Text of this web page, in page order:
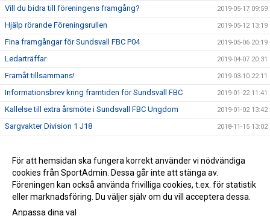
Vill du bidra till föreningens framgång? 2019-05-17 09:59
Hjälp rörande Föreningsrullen 2019-05-12 13:19
Fina framgångar för Sundsvall FBC P04 2019-05-06 20:19
Ledarträffar 2019-04-07 20:31
Framåt tillsammans! 2019-03-10 22:11
Informationsbrev kring framtiden för Sundsvall FBC 2019-01-22 11:41
Kallelse till extra årsmöte i Sundsvall FBC Ungdom 2019-01-02 13:42
Sargvakter Division 1 J18 2018-11-15 13:02
Sargvaktschema 2018/19 2018-09-21 14:24
Ett tryggt föreningsliv för alla 2018-06-30 11:59
För att hemsidan ska fungera korrekt använder vi nödvändiga
cookies från SportAdmin. Dessa går inte att stänga av.
Föreningen kan också använda frivilliga cookies, t.ex. för statistik
eller marknadsföring. Du väljer själv om du vill acceptera dessa.
Anpassa dina val